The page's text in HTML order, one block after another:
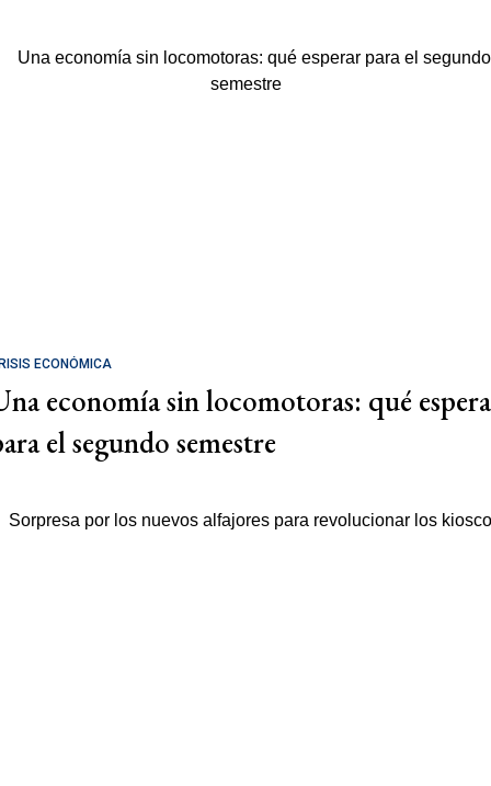
ECONÓMICA
economía sin locomotoras: qué
el segundo semestre